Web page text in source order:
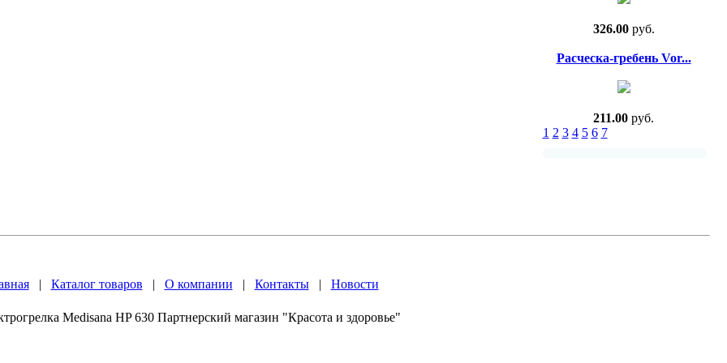
326.00руб.
Расческа-гребень Vor...
211.00 руб.
1 2 3 4 5 6 7
| Каталог товаров | О компании | Контакты| Новости
Medisana HP 630 Партнерский магазин "Красота и здоровье"